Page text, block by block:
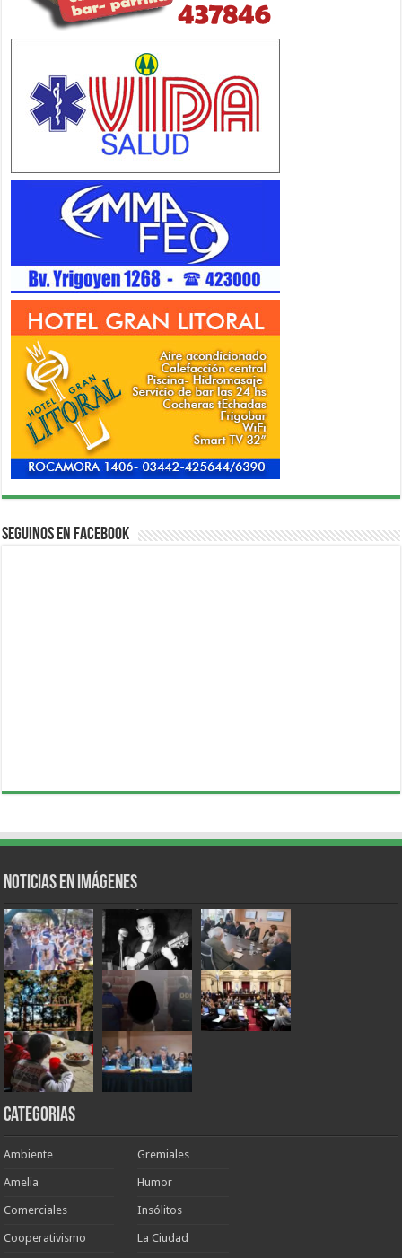
Seguinos en Facebook
Noticias en Imágenes
Categorias
Ambiente
Amelia
Comerciales
Cooperativismo
Gremiales
Humor
Insólitos
La Ciudad